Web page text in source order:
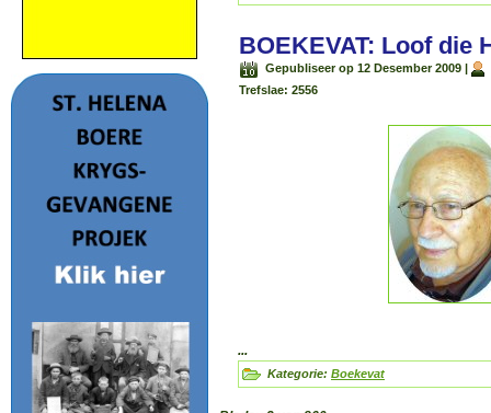
BOEKEVAT: Loof die
Gepubliseer op 12 Desember 2009
Trefslae: 2556
...
Kategorie: Boekevat